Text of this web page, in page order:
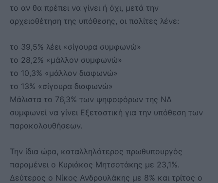
το αν θα πρέπει να γίνει ή όχι, μετά την
αρχειοθέτηση της υπόθεσης, οι πολίτες λένε:
το 39,5% λέει «σίγουρα συμφωνώ»
το 28,2% «μάλλον συμφωνώ»
το 10,3% «μάλλον διαφωνώ»
το 13% «σίγουρα διαφωνώ»
Μάλιστα το 76,3% των ψηφοφόρων της ΝΔ
συμφωνεί να γίνει Εξεταστική για την υπόθεση των
παρακολουθήσεων.
Την ίδια ώρα, καταλληλότερος πρωθυπουργός
παραμένει ο Κυριάκος Μητσοτάκης με 23,1%.
Δεύτερος ο Νίκος Ανδρουλάκης με 8% και τρίτος ο